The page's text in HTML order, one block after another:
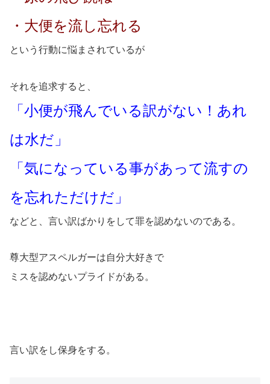
・大便を流し忘れる
という行動に悩まされているが
それを追求すると、
「小便が飛んでいる訳がない！あれ
は水だ」
「気になっている事があって流すの
を忘れただけだ」
などと、言い訳ばかりをして罪を認めないのである。
尊大型アスペルガーは自分大好きで
ミスを認めないプライドがある。
言い訳をし保身をする。